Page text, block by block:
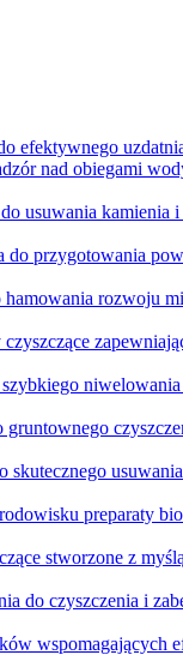
efektywnego
nad obiegami
usuwania kamienia
do przygotowania
rozwoju
skutecznego
preparaty
stworzone z
do czyszczenia i
wspomagających